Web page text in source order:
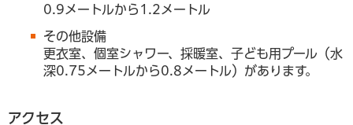
0.9メートルから1.2メートル
その他設備
更衣室、個室シャワー、採暖室、子ども用プール（水
深0.75メートルから0.8メートル）があります。
アクセス